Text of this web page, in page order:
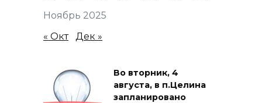
Ноябрь 2025
« Окт Дек »
Во вторник, 4
августа, в п.Целина
запланировано